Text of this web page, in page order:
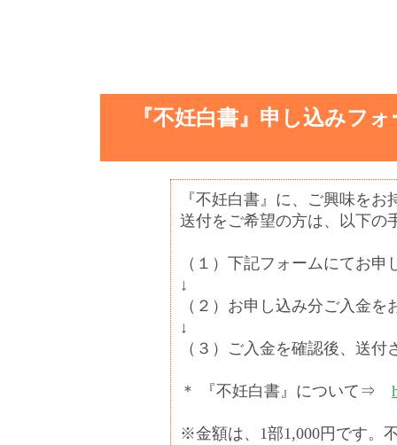
『不妊白書』申し込みフ
『不妊白書』に、ご興味を
送付をご希望の方は、以下の
（１）下記フォームにてお申
↓
（２）お申し込み分ご入金
↓
（３）ご入金を確認後、送
＊ 『不妊白書』について⇒
※金額は、1部1,000円です。